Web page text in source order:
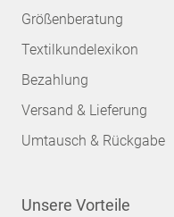
Größenberatung
Textilkundelexikon
Bezahlung
Versand & Lieferung
Umtausch & Rückgabe
Unsere Vorteile